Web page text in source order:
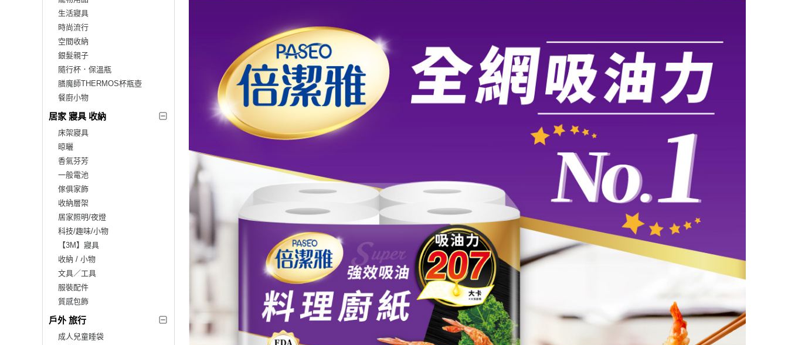
生活寢具
時尚流行
空間收納
銀髮親子
隨行杯．保溫瓶
膳魔師THERMOS杯瓶壺
餐廚小物
居家 寢具 收納
床架寢具
晾曬
香氣芬芳
一般電池
傢俱家飾
收納層架
居家照明/夜燈
科技/趣味/小物
【3M】寢具
收納 / 小物
文具／工具
服裝配件
質感包飾
戶外 旅行
成人兒童睡袋